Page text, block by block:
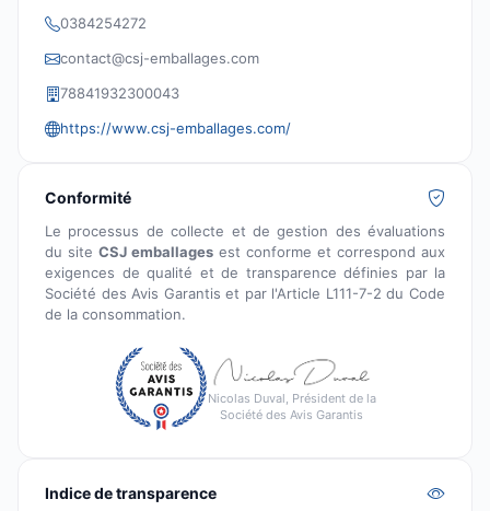
0384254272
contact@csj-emballages.com
78841932300043
https://www.csj-emballages.com/
Conformité
Le processus de collecte et de gestion des évaluations
du site CSJ emballages est conforme et correspond aux
exigences de qualité et de transparence définies par la
Société des Avis Garantis et par l'Article L111-7-2 du Code
de la consommation.
Nicolas Duval, Président de la
Société des Avis Garantis
Indice de transparence